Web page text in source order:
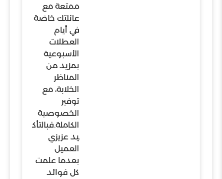
ممتعة مع
عائلتك خاصًة
في أيام
العطلات
الأسبوعية
بمزيد من
المناظر
الخلابة، مع
توفير
الخصوصية
الكاملة.فبالتأك
يد عزيزي
العميل
بعدما علمت
كل فوائد